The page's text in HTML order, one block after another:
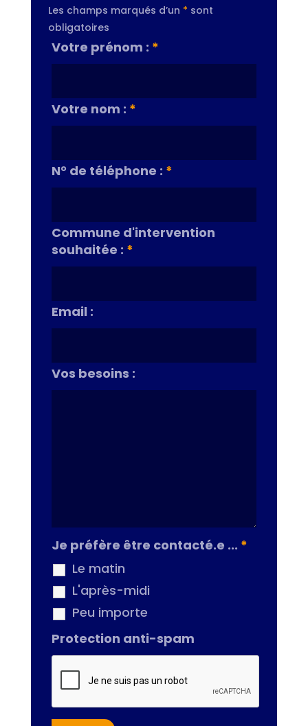
Les champs marqués d’un * sont
obligatoires
Votre prénom : *
Votre nom : *
N° de téléphone : *
Commune d'intervention
souhaitée : *
Email :
Vos besoins :
Je préfère être contacté.e ... *
Le matin
L'après-midi
Peu importe
Protection anti-spam